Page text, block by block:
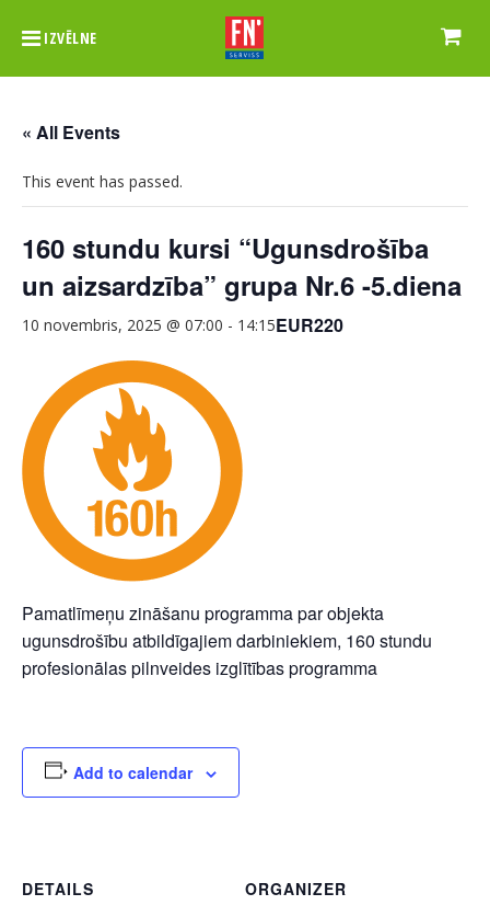
IZVĒLNE
« All Events
This event has passed.
160 stundu kursi “Ugunsdrošība
un aizsardzība” grupa Nr.6 -5.diena
10 novembris, 2025 @ 07:00 - 14:15EUR220
Pamatlīmeņu zināšanu programma par objekta
ugunsdrošību atbildīgajiem darbiniekiem, 160 stundu
profesionālas pilnveides izglītības programma
Add to calendar
DETAILS
ORGANIZER